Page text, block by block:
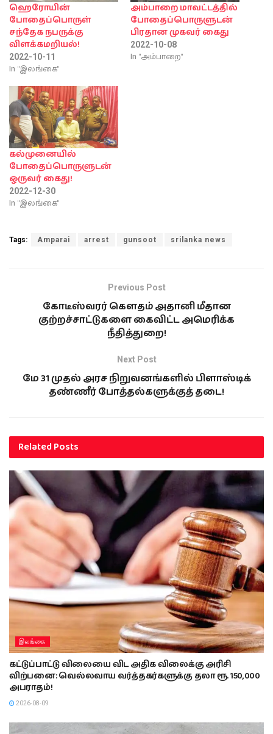
ஹெரோயின்
போதைப்பொருள்
சந்தேக நபருக்கு
விளக்கமறியல்!
2022-10-11
In "இலங்கை"
அம்பாறை மாவட்டத்தில்
போதைப்பொருளுடன்
பிரதான முகவர் கைது
2022-10-08
In "அம்பாறை"
கல்முனையில்
போதைப்பொருளுடன்
ஒருவர் கைது!
2022-12-30
In "இலங்கை"
Tags: Amparai arrest gunsoot srilanka news
Previous Post
கோடீஸ்வரர் கௌதம் அதானி மீதான
குற்றச்சாட்டுகளை கைவிட்ட அமெரிக்க
நீதித்துறை!
Next Post
மே 31 முதல் அரச நிறுவனங்களில் பிளாஸ்டிக்
தண்ணீர் போத்தல்களுக்குத் தடை!
RelatedPosts
இலங்கை
கட்டுப்பாட்டு விலையை விட அதிக விலைக்கு அரிசி
விற்பனை: வெல்லவாய வர்த்தகர்களுக்கு தலா ரூ. 150,000
அபராதம்!
2026-08-09